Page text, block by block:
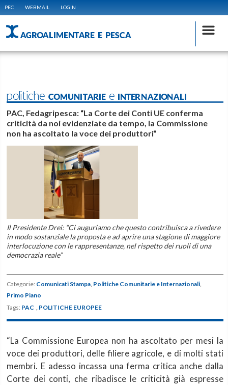
PEC WEBMAIL LOGIN
AGROALIMENTARE E PESCA
politiche COMUNITARIE e INTERNAZIONALI
PAC, Fedagripesca: “La Corte dei Conti UE conferma
criticità da noi evidenziate da tempo, la Commissione
non ha ascoltato la voce dei produttori”
Il Presidente Drei: “Ci auguriamo che questo contribuisca a rivedere
in modo sostanziale la proposta e ad aprire una stagione di maggiore
interlocuzione con le rappresentanze, nel rispetto dei ruoli di una
democrazia reale”
Categorie: Comunicati Stampa, Politiche Comunitarie e Internazionali,
Primo Piano
Tags: PAC , POLITICHE EUROPEE
“La Commissione Europea non ha ascoltato per mesi la
voce dei produttori, delle filiere agricole, e di molti stati
membri. E adesso incassa una ferma critica anche dalla
Corte dei conti, che ribadisce le criticità già espresse